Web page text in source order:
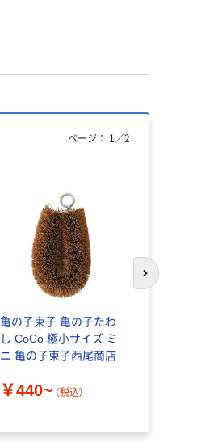
亀の子束子 亀の子たわ
し CoCo 極小サイズ ミ
ニ 亀の子束子西尾商店
￥440~ （税込）
ページ： 1 ／2
次のスライド